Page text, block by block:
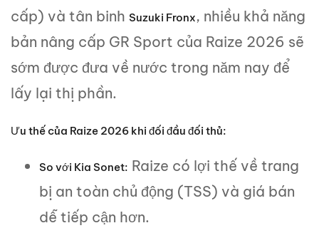
cấp) và tân binh Suzuki Fronx, nhiều khả năng
bản nâng cấp GR Sport của Raize 2026 sẽ
sớm được đưa về nước trong năm nay để
lấy lại thị phần.
Ưu thế của Raize 2026 khi đối đầu đối thủ:
So với Kia Sonet: Raize có lợi thế về trang
bị an toàn chủ động (TSS) và giá bán
dễ tiếp cận hơn.